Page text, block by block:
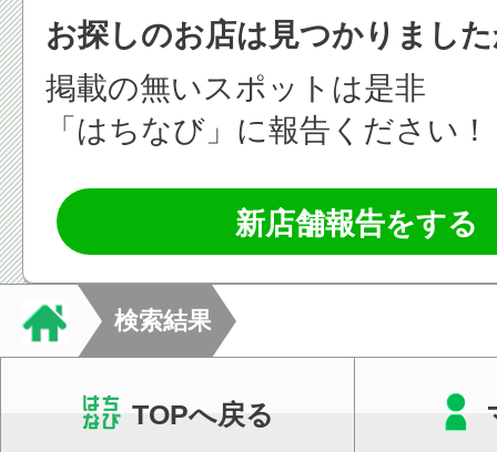
お探しのお店は見つかりまし
掲載の無いスポットは是非
「はちなび」に報告ください！
新店舗報告をする
検索結果
TOPへ戻る